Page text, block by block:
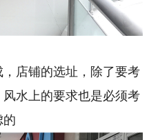
店铺的选址，除了要考
水上的要求也是必须考
的